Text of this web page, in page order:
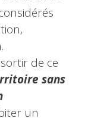
de ce
sans
un